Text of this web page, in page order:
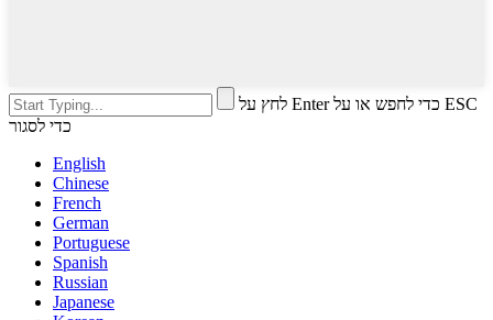
לחץ על Enter כדי לחפש או על ESC
כדי לסגור
English
Chinese
French
German
Portuguese
Spanish
Russian
Japanese